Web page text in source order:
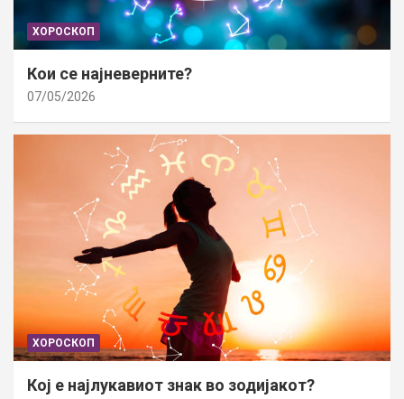
ХОРОСКОП
Кои се најневерните?
07/05/2026
ХОРОСКОП
Кој е најлукавиот знак во зодијакот?